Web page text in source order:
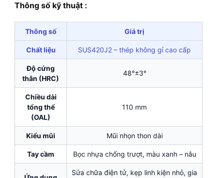
Thông số kỹ thuật :
Thông số Giá trị
Chất liệu SUS420J2 – thép không gỉ cao cấp
Độ cứng
thân (HRC)
48°±3°
Chiều dài
tổng thể
(OAL)
110 mm
Kiểu mũi Mũi nhọn thon dài
Tay cầm Bọc nhựa chống trượt, màu xanh – nâu
Sửa chữa điện tử, kẹp linh kiện nhỏ, gia